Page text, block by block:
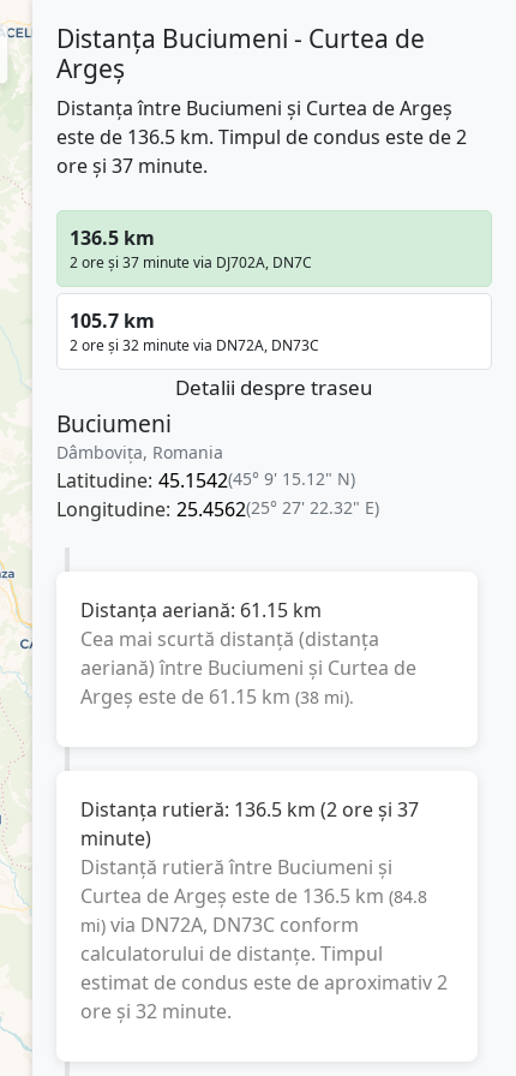
Distanța Buciumeni - Curtea de
Argeș
Distanța între Buciumeni și Curtea de Argeș
este de 136.5 km. Timpul de condus este de 2
ore și 37 minute.
136.5 km
2 ore și 37 minute via DJ702A, DN7C
105.7 km
2 ore și 32 minute via DN72A, DN73C
Detalii despre traseu
Buciumeni
Dâmbovița, Romania
Latitudine: 45.1542(45° 9' 15.12" N)
Longitudine: 25.4562(25° 27' 22.32" E)
Distanța aeriană: 61.15 km
Cea mai scurtă distanță (distanța
aeriană) între Buciumeni și Curtea de
Argeș este de 61.15 km (38 mi).
Distanța rutieră: 136.5 km (2 ore și 37
minute)
Distanță rutieră între Buciumeni și
Curtea de Argeș este de 136.5 km (84.8
mi) via DN72A, DN73Cconform
calculatorului de distanțe. Timpul
estimat de condus este de aproximativ2
ore și 32 minute.